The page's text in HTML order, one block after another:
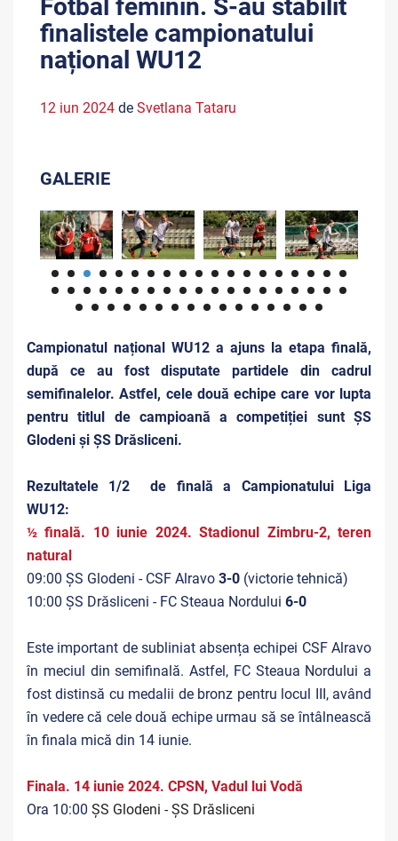
Fotbal feminin. S-au stabilit
finalistele campionatului
național WU12
12 iun 2024 de Svetlana Tataru
GALERIE
Campionatul național WU12 a ajuns la etapa finală,
după ce au fost disputate partidele din cadrul
semifinalelor. Astfel, cele două echipe care vor lupta
pentru titlul de campioană a competiției sunt ȘS
Glodeni și ȘS Drăsliceni.
Rezultatele 1/2 de finală a Campionatului Liga
WU12:
½ finală. 10 iunie 2024. Stadionul Zimbru-2, teren
natural
09:00 ȘS Glodeni - CSF Alravo 3-0 (victorie tehnică)
10:00 ȘS Drăsliceni - FC Steaua Nordului 6-0
Este important de subliniat absența echipei CSF Alravo
în meciul din semifinală. Astfel, FC Steaua Nordului a
fost distinsă cu medalii de bronz pentru locul III, având
în vedere că cele două echipe urmau să se întâlnească
în finala mică din 14 iunie.
Finala. 14 iunie 2024. CPSN, Vadul lui Vodă
Ora 10:00 ȘS Glodeni - ȘS Drăsliceni